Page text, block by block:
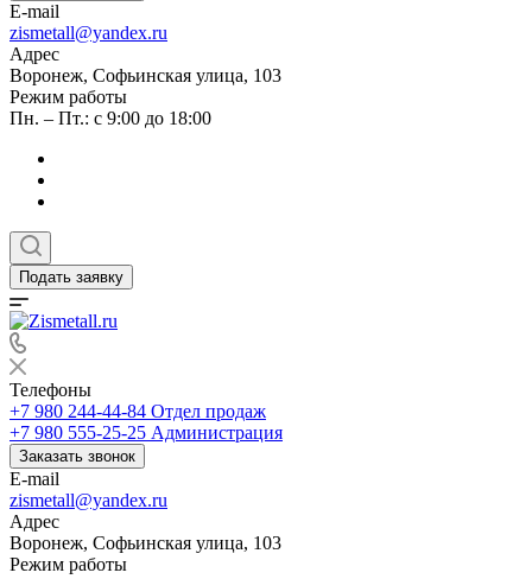
E-mail
zismetall@yandex.ru
Адрес
Воронеж, Софьинская улица, 103
Режим работы
Пн. – Пт.: с 9:00 до 18:00
Подать заявку
Телефоны
+7 980 244-44-84 Отдел продаж
+7 980 555-25-25 Администрация
Заказать звонок
E-mail
zismetall@yandex.ru
Адрес
Воронеж, Софьинская улица, 103
Режим работы